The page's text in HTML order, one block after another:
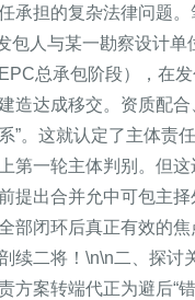
承担的复杂法律问题
包人与某一勘察设计
总承包阶段），在
造达成移交。资质配
”。这就认定了主体责
第一轮主体判别。但
提出合并允中可包主
部闭环后真正有效的
续二将！\n\n二、探
方案转端代正为避后“